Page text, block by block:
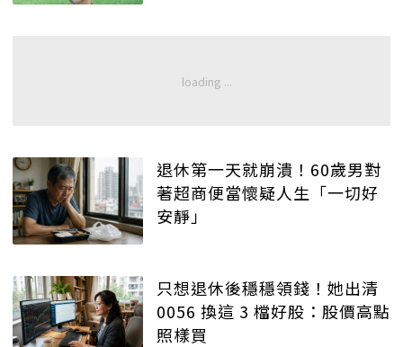
退休第一天就崩潰！60歲男對
著超商便當懷疑人生「一切好
安靜」
只想退休後穩穩領錢！她出清
0056 換這 3 檔好股：股價高點
照樣買